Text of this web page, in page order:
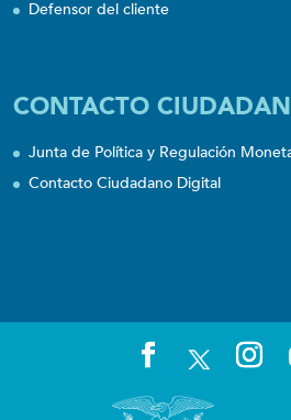
Defensor del cliente
CONTACTO
Junta de Política y Regulación
Contacto Ciudadano Digital